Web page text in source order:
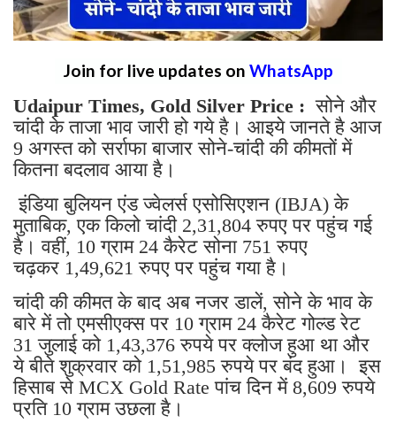
Join for live updates on WhatsApp
Udaipur Times, Gold Silver Price : सोने और
चांदी के ताजा भाव जारी हो गये है। आइये जानते है आज
9 अगस्त को सर्राफा बाजार सोने-चांदी की कीमतों में
कितना बदलाव आया है।
इंडिया बुलियन एंड ज्वेलर्स एसोसिएशन (IBJA) के
मुताबिक, एक किलो चांदी 2,31,804 रुपए पर पहुंच गई
है। वहीं, 10 ग्राम 24 कैरेट सोना 751 रुपए
चढ़कर 1,49,621 रुपए पर पहुंच गया है।
चांदी की कीमत के बाद अब नजर डालें, सोने के भाव के
बारे में तो एमसीएक्स पर 10 ग्राम 24 कैरेट गोल्ड रेट
31 जुलाई को 1,43,376 रुपये पर क्लोज हुआ था और
ये बीते शुक्रवार को 1,51,985 रुपये पर बंद हुआ। इस
हिसाब से MCX Gold Rate पांच दिन में 8,609 रुपये
प्रति 10 ग्राम उछला है।